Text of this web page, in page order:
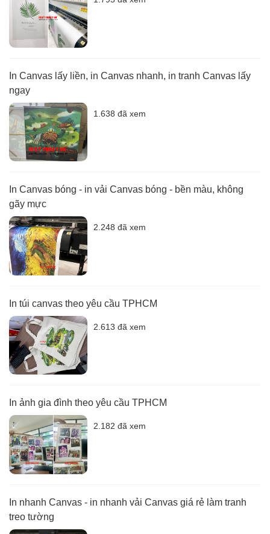
In Canvas lấy liền, in Canvas nhanh, in tranh Canvas lấy
ngay
1.638 đã xem
In Canvas bóng - in vải Canvas bóng - bền màu, không
gãy mực
2.248 đã xem
In túi canvas theo yêu cầu TPHCM
2.613 đã xem
In ảnh gia đình theo yêu cầu TPHCM
2.182 đã xem
In nhanh Canvas - in nhanh vải Canvas giá rẻ làm tranh
treo tường